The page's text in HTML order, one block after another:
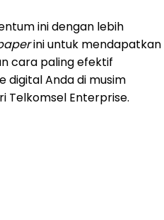
ini dengan lebih
ini untuk mendapatkan
cara paling efektif
digital Anda di musim
Telkomsel Enterprise.